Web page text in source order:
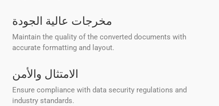
مخرجات عالية الجودة
Maintain the quality of the converted documents with
accurate formatting and layout.
الامتثال والأمن
Ensure compliance with data security regulations and
industry standards.